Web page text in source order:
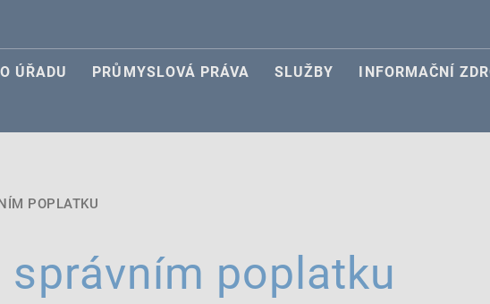
O ÚŘADU PRŮMYSLOVÁ PRÁVA SLUŽBY INFORMAČNÍ
POPLATKU
správním poplatku